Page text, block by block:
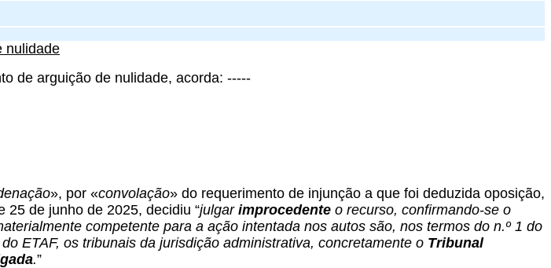
nulidade
de arguição de nulidade, acorda: -----
», por «convolação» do requerimento de injunção a que foi deduzida oposição,
25 de junho de 2025, decidiu “julgar improcedente o recurso, confirmando-se o
competente para a ação intentada nos autos são, nos termos do n.º 1 do
ETAF, os tribunais da jurisdição administrativa, concretamente o Tribunal
.”